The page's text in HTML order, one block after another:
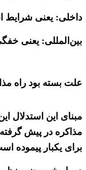
داخلی: یعنی شرایط
بین‌المللی: یعنی
علت بسته بود راه
مبنای این استدلال
برای یکبار پیموده